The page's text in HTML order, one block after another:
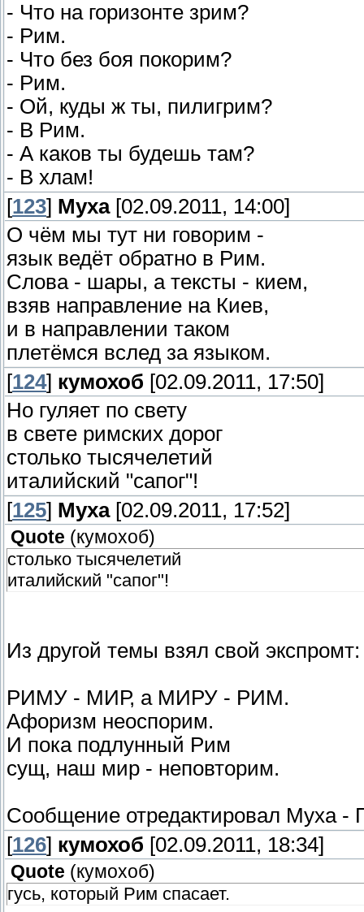
- Что на горизонте зрим?
- Рим.
- Что без боя покорим?
- Рим.
- Ой, куды ж ты, пилигрим?
- В Рим.
- А каков ты будешь там?
- В хлам!
[123] Муха[02.09.2011, 14:00]
О чём мы тут ни говорим -
язык ведёт обратно в Рим.
Слова - шары, а тексты - кием,
взяв направление на Киев,
и в направлении таком
плетёмся вслед за языком.
[124] кумохоб [02.09.2011, 17:50]
Но гуляет по свету
в свете римских дорог
столько тысячелетий
италийский "сапог"!
[125] Муха[02.09.2011, 17:52]
Quote (кумохоб)
столько тысячелетий
италийский "сапог"!
Из другой темы взял свой экспромт:
РИМУ - МИР, а МИРУ - РИМ.
Афоризм неоспорим.
И пока подлунный Рим
сущ, наш мир - неповторим.
Сообщение отредактировал Муха-
[126] кумохоб [02.09.2011, 18:34]
Quote (кумохоб)
гусь, который Рим спасает.